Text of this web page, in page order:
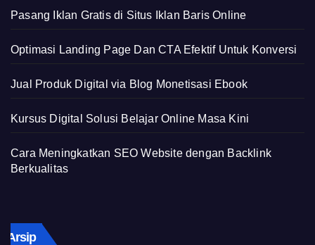
Pasang Iklan Gratis di Situs Iklan Baris Online
Optimasi Landing Page Dan CTA Efektif Untuk Konversi
Jual Produk Digital via Blog Monetisasi Ebook
Kursus Digital Solusi Belajar Online Masa Kini
Cara Meningkatkan SEO Website dengan Backlink
Berkualitas
Arsip